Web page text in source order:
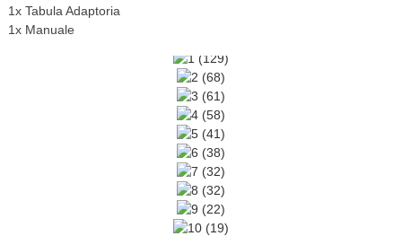
1x Tabula Adaptoria
1x Manuale